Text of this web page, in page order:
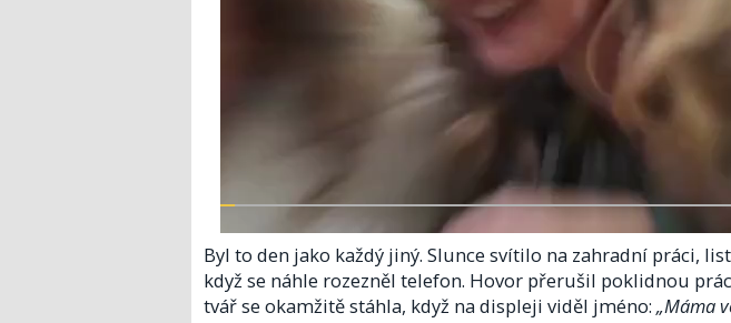
Byl to den jako každý jiný. Slunce svítilo na zahradní práci,
když se náhle rozezněl telefon. Hovor přerušil poklidnou
tvář se okamžitě stáhla, když na displeji viděl jméno: „Máma